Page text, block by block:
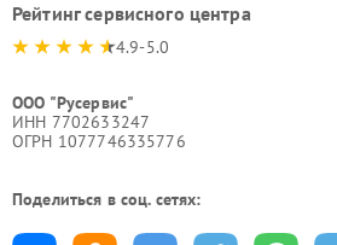
Рейтинг сервисного центра
4.9-5.0
ООО "Русервис"
ИНН 7702633247
ОГРН 1077746335776
Поделиться в соц. сетях: